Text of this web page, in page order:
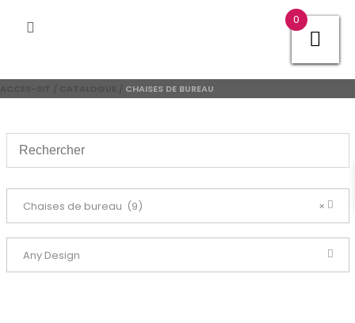
CHAISES DE BUREAU
×
Chaises de bureau (9)
Any Design
0